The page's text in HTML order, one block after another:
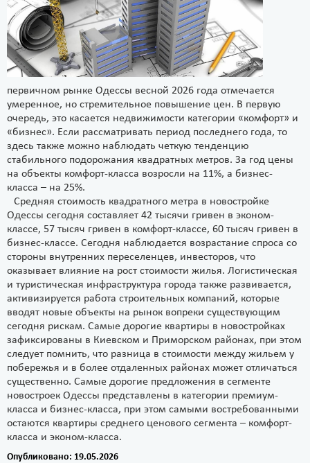
первичном рынке Одессы весной 2026 года отмечается
умеренное, но стремительное повышение цен. В первую
очередь, это касается недвижимости категории «комфорт» и
«бизнес». Если рассматривать период последнего года, то
здесь также можно наблюдать четкую тенденцию
стабильного подорожания квадратных метров. За год цены
на объекты комфорт-класса возросли на 11%, а бизнес-
класса – на 25%.
Средняя стоимость квадратного метра в новостройке
Одессы сегодня составляет 42 тысячи гривен в эконом-
классе, 57 тысяч гривен в комфорт-классе, 60 тысяч гривен в
бизнес-классе. Сегодня наблюдается возрастание спроса со
стороны внутренних переселенцев, инвесторов, что
оказывает влияние на рост стоимости жилья. Логистическая
и туристическая инфраструктура города также развивается,
активизируется работа строительных компаний, которые
вводят новые объекты на рынок вопреки существующим
сегодня рискам. Самые дорогие квартиры в новостройках
зафиксированы в Киевском и Приморском районах, при этом
следует помнить, что разница в стоимости между жильем у
побережья и в более отдаленных районах может отличаться
существенно. Самые дорогие предложения в сегменте
новостроек Одессы представлены в категории премиум-
класса и бизнес-класса, при этом самыми востребованными
остаются квартиры среднего ценового сегмента – комфорт-
класса и эконом-класса.
Опубликовано: 19.05.2026